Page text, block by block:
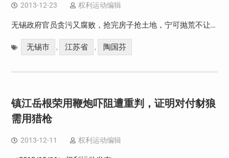
2013-12-23 权利运动编辑
无锡政府官员贪污又腐败，抢完房子抢土地，宁可抛荒不让…
无锡市 , 江苏省 , 陶国芬
镇江岳根荣用鞭炮吓阻遭重判，证明对付豺狼
需用猎枪
2013-12-11 权利运动编辑